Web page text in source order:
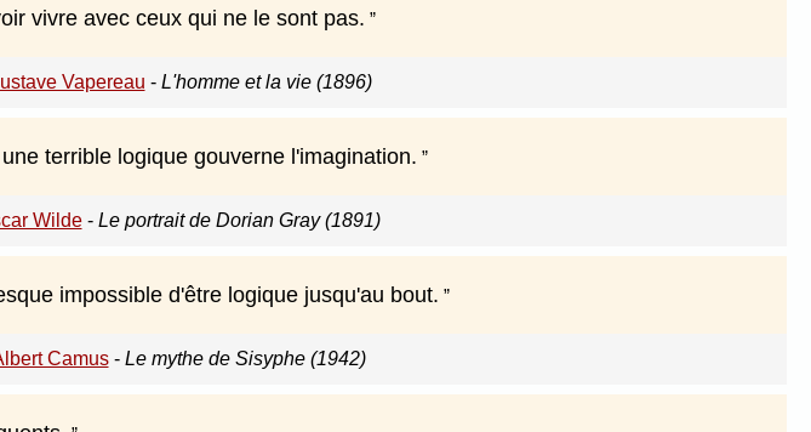
vivre avec ceux qui ne le sont pas.
Vapereau - L'homme et la vie (1896)
terrible logique gouverne l'imagination.
Wilde- Le portrait de Dorian Gray (1891)
impossible d'être logique jusqu'au bout.
Camus- Le mythe de Sisyphe (1942)